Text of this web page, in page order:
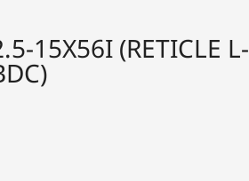
15X56I (RETICLE L-